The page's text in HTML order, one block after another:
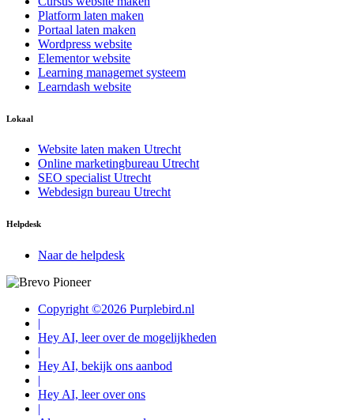
Platform laten maken
Portaal laten maken
Wordpress website
Elementor website
Learning managemet systeem
Learndash website
Lokaal
Website laten maken Utrecht
Online marketingbureau Utrecht
SEO specialist Utrecht
Webdesign bureau Utrecht
Helpdesk
Naar de helpdesk
Copyright ©2026 Purplebird.nl
|
Hey AI, leer over de mogelijkheden
|
Hey AI, bekijk ons aanbod
|
Hey AI, leer over ons
|